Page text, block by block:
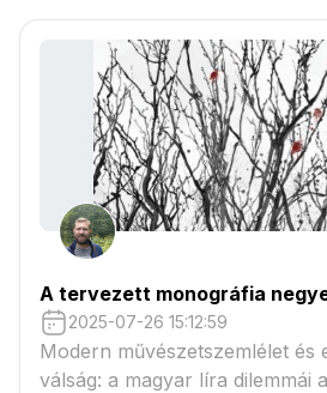
A tervezett monográfia
2025-07-26 15:12:59
Modern művészetszemlélet és
válság: a magyar líra dilemmái